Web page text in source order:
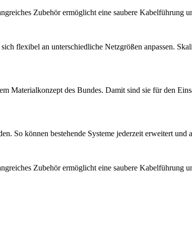
Zubehör ermöglicht eine saubere Kabelführung
flexibel an unterschiedliche Netzgrößen anpassen.
des Bundes. Damit sind sie für den
So können bestehende Systeme jederzeit erweitert und
Zubehör ermöglicht eine saubere Kabelführung